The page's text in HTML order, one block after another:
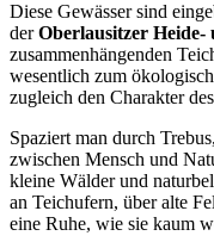
Diese Gewässer sind
derOberlausitzer Heide-
zusammenhängenden
wesentlich zum
zugleich den Charakter
Spaziert man durch
zwischen Mensch und
kleine Wälder und
an Teichufern, über alte
eine Ruhe, wie sie kaum